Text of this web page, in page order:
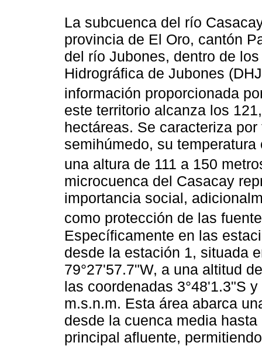
La subcuenca del río
provincia de El Oro, cantón
del río Jubones, dentro de
Hidrográfica de Jubones
información proporcionada
este territorio alcanza los
hectáreas. Se caracteriza
semihúmedo, su
una altura de 111 a 150
microcuenca del Casacay
importancia social,
como protección de las
Específicamente en las
desde la estación 1, situada
79°27'57.7"W, a una altitud
las coordenadas 3°48'1.3"S
m.s.n.m. Esta área abarca
desde la cuenca media
principal afluente,